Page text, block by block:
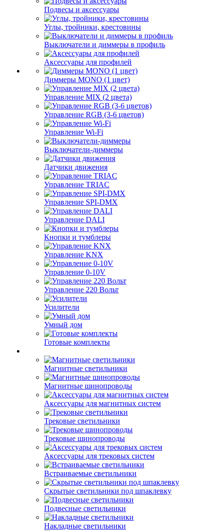
Подвесы и аксессуары
Углы, тройники, крестовины
Выключатели и диммеры в профиль
Аксессуары для профилей
Диммеры MONO (1 цвет)
Управление MIX (2 цвета)
Управление RGB (3-6 цветов)
Управление Wi-Fi
Выключатели-диммеры
Датчики движения
Управление TRIAC
Управление SPI-DMX
Управление DALI
Кнопки и тумблеры
Управление KNX
Управление 0-10V
Управление 220 Вольт
Усилители
Умный дом
Готовые комплекты
Магнитные светильники
Магнитные шинопроводы
Аксессуары для магнитных систем
Трековые светильники
Трековые шинопроводы
Аксессуары для трековых систем
Встраиваемые светильники
Скрытые светильники под шпаклевку
Подвесные светильники
Накладные светильники